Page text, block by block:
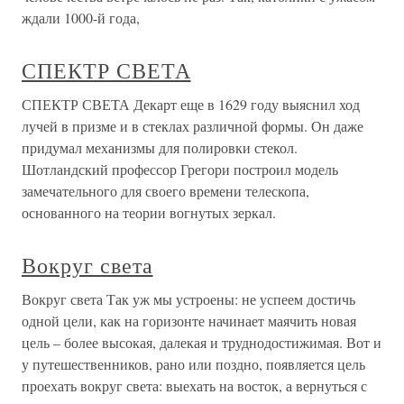
ждали 1000-й года,
СПЕКТР СВЕТА
СПЕКТР СВЕТА Декарт еще в 1629 году выяснил ход
лучей в призме и в стеклах различной формы. Он даже
придумал механизмы для полировки стекол.
Шотландский профессор Грегори построил модель
замечательного для своего времени телескопа,
основанного на теории вогнутых зеркал.
Вокруг света
Вокруг света Так уж мы устроены: не успеем достичь
одной цели, как на горизонте начинает маячить новая
цель – более высокая, далекая и труднодостижимая. Вот и
у путешественников, рано или поздно, появляется цель
проехать вокруг света: выехать на восток, а вернуться с